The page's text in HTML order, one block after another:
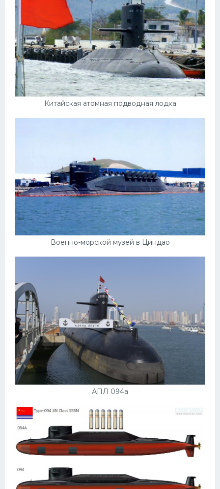
Китайская атомная подводная лодка
Военно-морской музей в Циндао
АПЛ 094а
Мазда
Самокаты
Велосипеды
Рено
Прогулочные суда
Автобусы
Хонда
Грузовики
Шевроле
Автокемпер
Феррари
Поезда
Мотоциклы
Ямаха
Додж
Эмблемы
Спецтехника